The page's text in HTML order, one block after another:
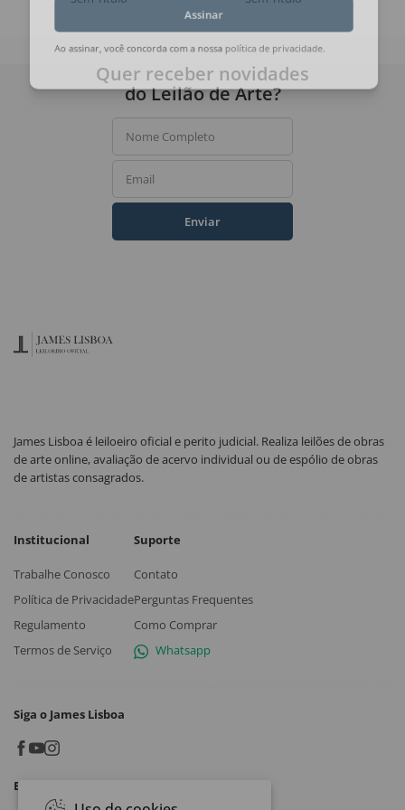
Assinar
Ao assinar, você concorda com a nossa política de privacidade
Quer receber novidades
do Leilão de Arte?
Nome Completo
Email
Enviar
James Lisboa é leiloeiro oficial e perito judicial. Realiza leilões de obras
de arte online, avaliação de acervo individual ou de espólio de obras
de artistas consagrados.
Institucional
Trabalhe Conosco
Política de Privacidade
Regulamento
Termos de Serviço
Suporte
Contato
Perguntas Frequentes
Como Comprar
Whatsapp
Siga o James Lisboa
Baixe o App